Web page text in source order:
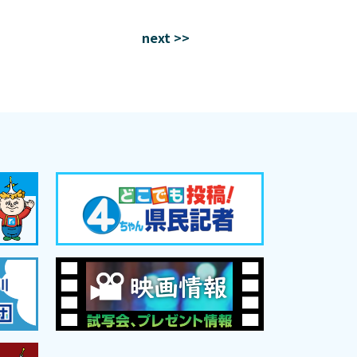
next >>